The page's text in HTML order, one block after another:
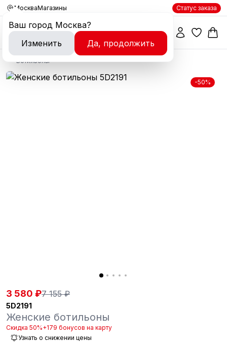
Москва
Ваш город Москва?
Изменить
Да, продолжить
Магазины Статус заказа
Ботильоны
-50%
3 580 ₽7 155 ₽
5D2191
Женские ботильоны
Скидка 50%+179 бонусов на карту
Узнать о снижении цены